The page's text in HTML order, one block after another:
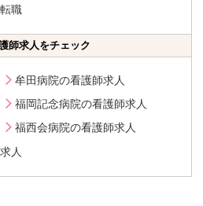
職
師求人をチェック
牟田病院の看護師求人
福岡記念病院の看護師求人
福西会病院の看護師求人
人